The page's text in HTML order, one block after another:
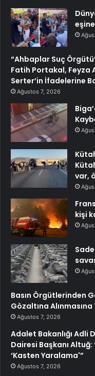
“Ahbaplar Suç
Fatih Portakal, Feyza
Serter’in İfadelerine
Ağustos 7, 2026
var,
kişi
Basın Örgütlerinden
Gözaltına Alınmasına
Ağustos 7, 2026
Adalet Bakanlığı Adli
Dairesi Başkanı Altuğ:
‘Kasten Yaralama'”
Ağustos 7, 2026